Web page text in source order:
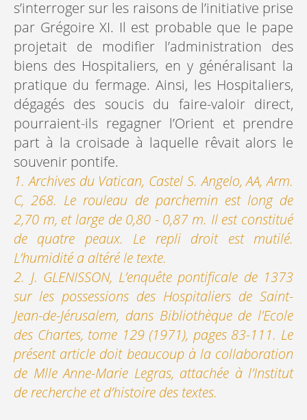
s’interroger sur les raisons de l’initiative prise
par Grégoire XI. Il est probable que le pape
projetait de modifier l’administration des
biens des Hospitaliers, en y généralisant la
pratique du fermage. Ainsi, les Hospitaliers,
dégagés des soucis du faire-valoir direct,
pourraient-ils regagner l’Orient et prendre
part à la croisade à laquelle rêvait alors le
souvenir pontife.
1. Archives du Vatican, Castel S. Angelo, AA, Arm.
C, 268. Le rouleau de parchemin est long de
2,70 m, et large de 0,80 - 0,87 m. Il est constitué
de quatre peaux. Le repli droit est mutilé.
L’humidité a altéré le texte.
2. J. GLENISSON, L’enquête pontificale de 1373
sur les possessions des Hospitaliers de Saint-
Jean-de-Jérusalem, dans Bibliothèque de l’Ecole
des Chartes, tome 129 (1971), pages 83-111. Le
présent article doit beaucoup à la collaboration
de Mlle Anne-Marie Legras, attachée à l’Institut
de recherche et d’histoire des textes.